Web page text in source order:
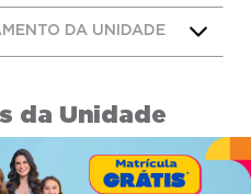
DA UNIDADE
da Unidade